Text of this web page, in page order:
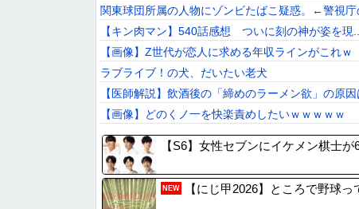
関東球団所属の人物にゾンビたばこ疑惑。←警視庁
【キン肉マン】540話感想 ついに刻の神が姿を現
【画像】Z世代が恋人に求める年収ラインがこれｗ
ラブライブ！の犬、だいたい老犬
【医師解説】飲酒後の「締めのラーメン欲」の原因
【画像】どのくノ一を快楽責めしたいｗｗｗｗｗ
【画像】セブンイレブン、ついに神商品を販売
高市総理「物価上昇を上回る賃上げを日本に定着
高校生2人が乗るスクーターと車が衝突し高校生ら
【悲報】現在の長瀬智也（45）さんがこちらwww
【S6】女性セブンにイケメン棋士が
NEW 【にじ甲2026】ところで野球
5ちゃんねるまとめのまとめ
2ちゃんねるまとめのまとめ
まとめサイト速報＋